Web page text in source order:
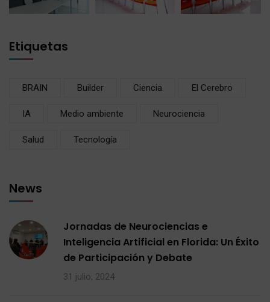
Etiquetas
BRAIN Builder Ciencia El Cerebro
IA Medio ambiente Neurociencia
Salud Tecnología
News
Jornadas de Neurociencias e
Inteligencia Artificial en Florida: Un Éxito
de Participación y Debate
31 julio, 2024